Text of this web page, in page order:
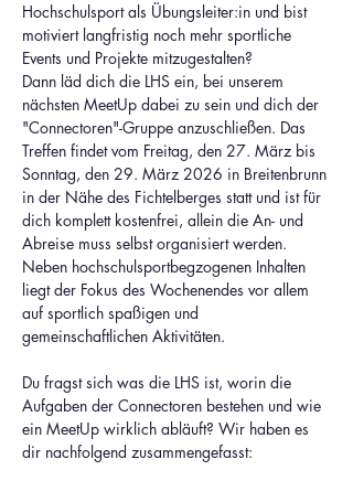
Hochschulsport als Übungsleiter:in und bist
motiviert langfristig noch mehr sportliche
Events und Projekte mitzugestalten?
Dann läd dich die LHS ein, bei unserem
nächsten MeetUp dabei zu sein und dich der
"Connectoren"-Gruppe anzuschließen. Das
Treffen findet vom Freitag, den 27. März bis
Sonntag, den 29. März 2026 in Breitenbrunn
in der Nähe des Fichtelberges statt und ist für
dich komplett kostenfrei, allein die An- und
Abreise muss selbst organisiert werden.
Neben hochschulsportbegzogenen Inhalten
liegt der Fokus des Wochenendes vor allem
auf sportlich spaßigen und
gemeinschaftlichen Aktivitäten.
Du fragst sich was die LHS ist, worin die
Aufgaben der Connectoren bestehen und wie
ein MeetUp wirklich abläuft? Wir haben es
dir nachfolgend zusammengefasst: